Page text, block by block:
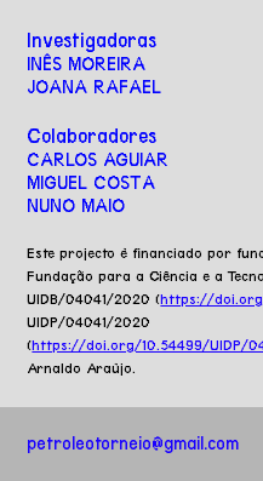
Investigadoras
INÊS MOREIRA
JOANA RAFAEL
Colaboradores
CARLOS AGUIAR
MIGUEL COSTA
NUNO MAIO
Este projecto é financiado por
Fundação para a Ciência e a
UIDB/04041/2020 (https://
UIDP/04041/2020
(https://doi.org/10.54499/UIDP/
Arnaldo Araújo.
petroleotorneio@gmail.com